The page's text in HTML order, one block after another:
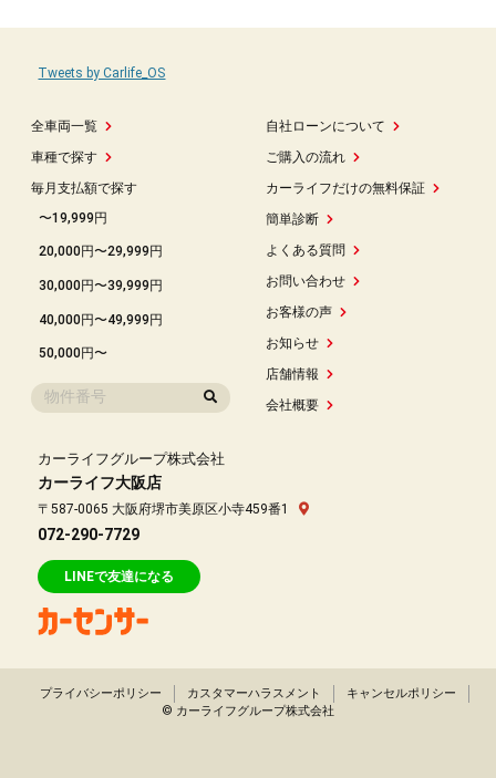
全車両一覧
車種で探す
毎月支払額で探す
〜19,999円
20,000円〜29,999円
30,000円〜39,999円
40,000円〜49,999円
50,000円〜
自社ローンについて
ご購入の流れ
カーライフだけの無料保証
簡単診断
よくある質問
お問い合わせ
お客様の声
お知らせ
店舗情報
会社概要
Tweets by Carlife_OS
カーライフグループ株式会社
カーライフ大阪店
〒587-0065 大阪府堺市美原区小寺459番1
072-290-7729
LINEで友達になる
プライバシーポリシー カスタマーハラスメント
キャンセルポリシー
© カーライフグループ株式会社